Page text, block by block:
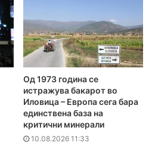
Од 1973 година се
истражува бакарот во
Иловица – Европа сега бара
единствена база на
критични минерали
10.08.2026 11:33